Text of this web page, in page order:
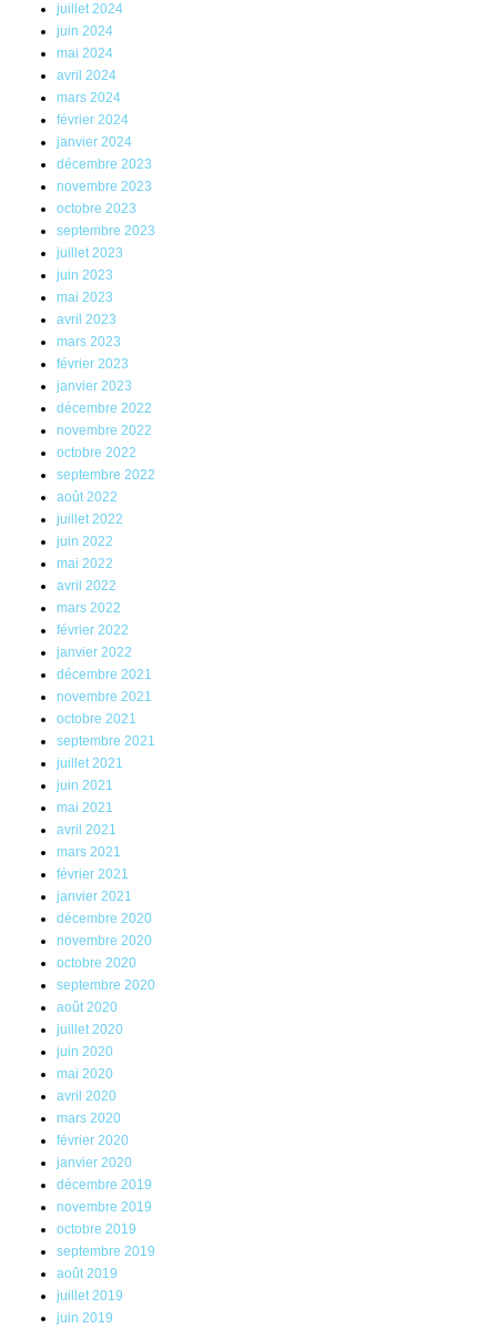
juillet 2024
juin 2024
mai 2024
avril 2024
mars 2024
février 2024
janvier 2024
décembre 2023
novembre 2023
octobre 2023
septembre 2023
juillet 2023
juin 2023
mai 2023
avril 2023
mars 2023
février 2023
janvier 2023
décembre 2022
novembre 2022
octobre 2022
septembre 2022
août 2022
juillet 2022
juin 2022
mai 2022
avril 2022
mars 2022
février 2022
janvier 2022
décembre 2021
novembre 2021
octobre 2021
septembre 2021
juillet 2021
juin 2021
mai 2021
avril 2021
mars 2021
février 2021
janvier 2021
décembre 2020
novembre 2020
octobre 2020
septembre 2020
août 2020
juillet 2020
juin 2020
mai 2020
avril 2020
mars 2020
février 2020
janvier 2020
décembre 2019
novembre 2019
octobre 2019
septembre 2019
août 2019
juillet 2019
juin 2019